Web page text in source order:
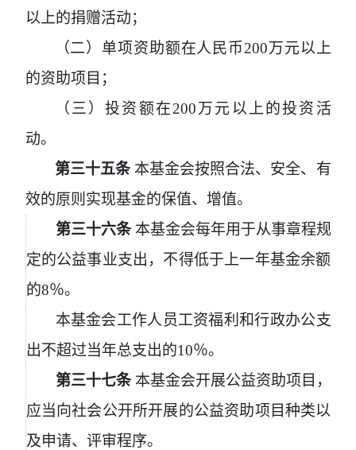
以上的捐赠活动；
（二）单项资助额在人民币200万元以上
的资助项目；
（三）投资额在200万元以上的投资活
动。
第三十五条 本基金会按照合法、安全、有
效的原则实现基金的保值、增值。
第三十六条 本基金会每年用于从事章程规
定的公益事业支出，不得低于上一年基金余额
的8％。
本基金会工作人员工资福利和行政办公支
出不超过当年总支出的10％。
第三十七条 本基金会开展公益资助项目，
应当向社会公开所开展的公益资助项目种类以
及申请、评审程序。